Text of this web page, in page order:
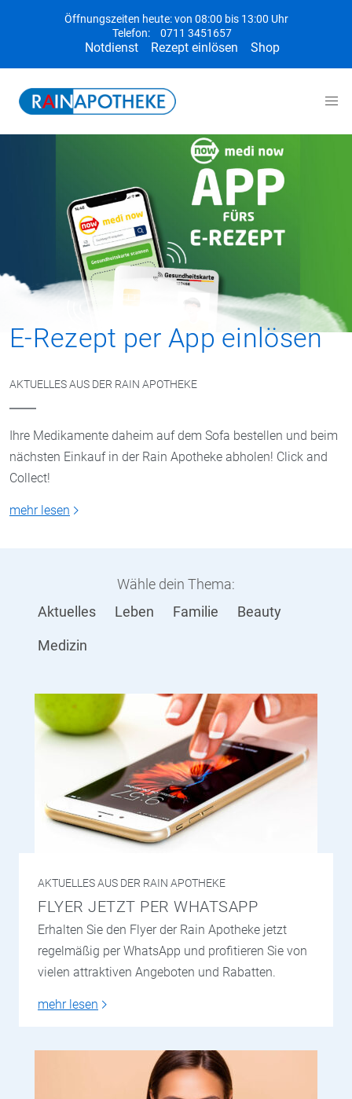
Öffnungszeiten heute: von 08:00 bis 13:00 Uhr
Telefon:
0711 3451657
Notdienst Rezept einlösen Shop
E-Rezept per App einlösen
AKTUELLES AUS DER RAIN APOTHEKE
Ihre Medikamente daheim auf dem Sofa bestellen und beim
nächsten Einkauf in der Rain Apotheke abholen! Click and
Collect!
mehr lesen
Wähle dein Thema:
Aktuelles
Leben Familie Beauty
Medizin
AKTUELLES AUS DER RAIN APOTHEKE
FLYER JETZT PER WHATSAPP
Erhalten Sie den Flyer der Rain Apotheke jetzt
regelmäßig per WhatsApp und profitieren Sie von
vielen attraktiven Angeboten und Rabatten.
mehr lesen